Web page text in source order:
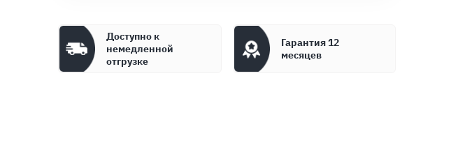
Доступно к
немедленной
отгрузке
Гарантия 12
месяцев